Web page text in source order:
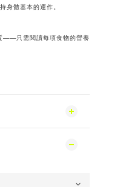
身體基本的運作。
——只需閱讀每項食物的營養